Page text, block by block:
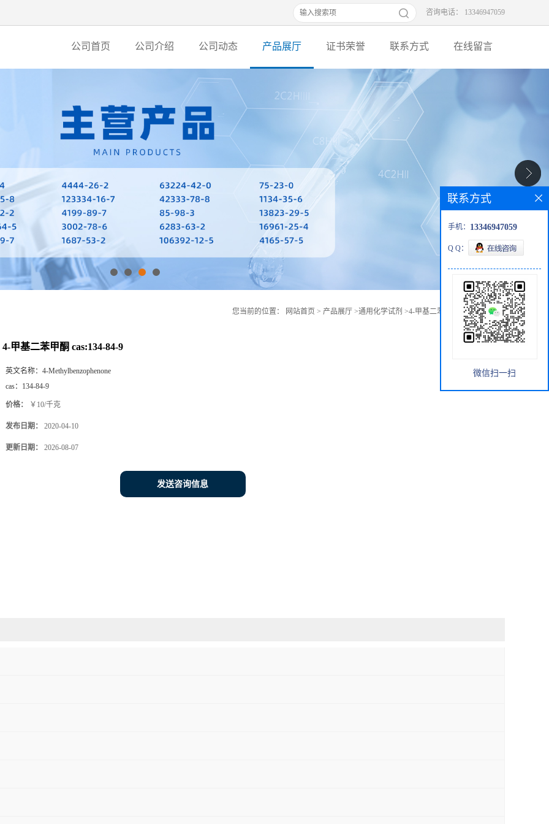
咨询电话： 13346947059
公司首页 公司介绍 公司动态 产品展厅 证书荣誉 联系方式 在线留言
您当前的位置： 网站首页 > 产品展厅 >通用化学试剂 >4-甲基二苯甲酮 cas:134-84-9
4-甲基二苯甲酮 cas:134-84-9
英文名称： 4-Methylbenzophenone
cas： 134-84-9
价格： ￥10/千克
发布日期： 2020-04-10
更新日期： 2026-08-07
发送咨询信息
联系方式
手机： 13346947059
Q Q：
微信扫一扫